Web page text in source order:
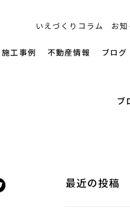
いえづくりコラム お知
施工事例 不動産情報 ブログ
ブ
最近の投稿